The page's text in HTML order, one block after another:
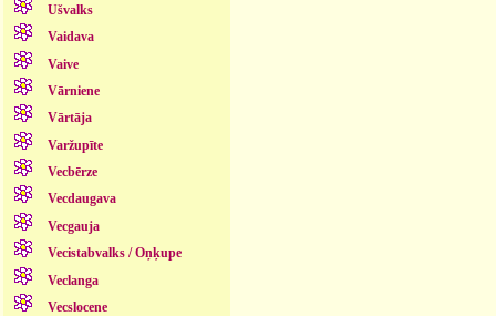
Ušvalks
Vaidava
Vaive
Vārniene
Vārtāja
Varžupīte
Vecbērze
Vecdaugava
Vecgauja
Vecistabvalks / Oņķupe
Veclanga
Vecslocene